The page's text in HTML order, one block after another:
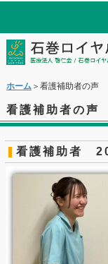
ホーム＞看護補助者の声
看護補助者の声
看護補助者